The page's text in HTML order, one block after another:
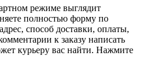
режиме выглядит
полностью форму по
способ доставки, оплаты,
к заказу написать
курьеру вас найти. Нажмите